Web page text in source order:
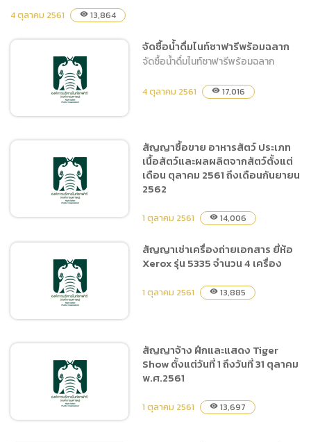
บริการรักษาความสะอาด
ภายในพื้นที่ศูนย์ประชุมและ
แสดงสินค้านานาชาติ
เฉลิมพระเกียรติ 7 รอบ
พระชนมพรรษา ประจำ
ปีงบประมาณ พ.ศ.2562
(ตั้งแต่วันที่ 1พฤศจิกายน
2561 – 31 มีนาคม 2562)
4 ตุลาคม 2561 visibility 13,864
จัดซื้อน้ำดื่มไนท์ซาฟารีพร้อม
จัดซื้อน้ำดื่มไนท์ซาฟารีพร้อมฉลาก
จัดซื้อน้ำดื่มไนท์ซาฟารีพร้อมฉลาก
4 ตุลาคม 2561 visibility 17,016
สัญญาซื้อขาย อาหารสัตว์
ประเภทเนื้อสัตว์และผลผลิต
จากสัตว์ตั้งแต่เดือน ตุลาคม
2561 ถึงเดือนกันยายน 2562
สัญญาซื้อขาย อาหารสัตว์ ประเภท
เนื้อสัตว์และผลผลิตจากสัตว์ตั้งแต่
เดือน ตุลาคม 2561 ถึงเดือนกันยายน
2562
1 ตุลาคม 2561 visibility 14,006
สัญญาเช่าเครื่องถ่ายเอกสาร
ยี่ห้อ Xerox รุ่น 5335 จำนวน
สัญญาเช่าเครื่องถ่ายเอกสาร ยี่ห้อ
Xerox รุ่น 5335 จำนวน 4 เครื่อง
1 ตุลาคม 2561 visibility 13,885
สัญญาจ้าง ฝึกและแสดง Tiger
Show ตั้งแต่วันที่ 1 ถึงวันที่ 31 ตุลาคม
พ.ศ.2561
1 ตุลาคม 2561 visibility 13,697